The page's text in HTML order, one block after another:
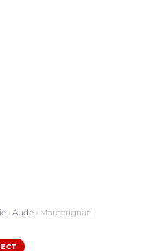
› Aude › Marcorignan